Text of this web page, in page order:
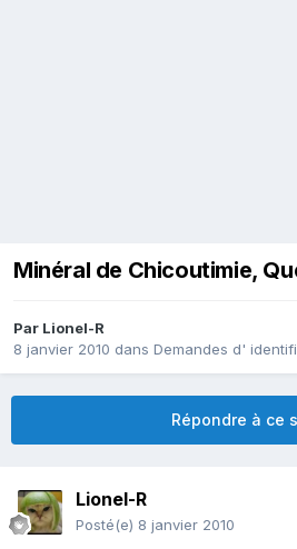
Minéral de Chicoutimie,
Par Lionel-R
8 janvier 2010 dans Demandes d'
Répondre à ce
Lionel-R
Posté(e) 8 janvier 2010